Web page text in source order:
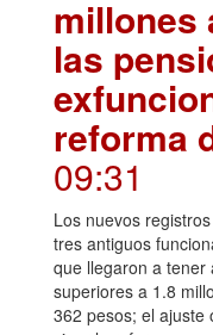
millones
las
reforma
09:31
Los nuevos
tres antiguos
que llegaron a tener
superiores a 1.8
362 pesos; el ajuste